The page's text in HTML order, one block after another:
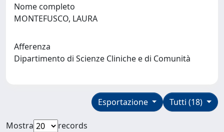
Nome completo
MONTEFUSCO, LAURA
Afferenza
Dipartimento di Scienze Cliniche e di Comunità
Tutti (18)
Esportazione
Mostra
records